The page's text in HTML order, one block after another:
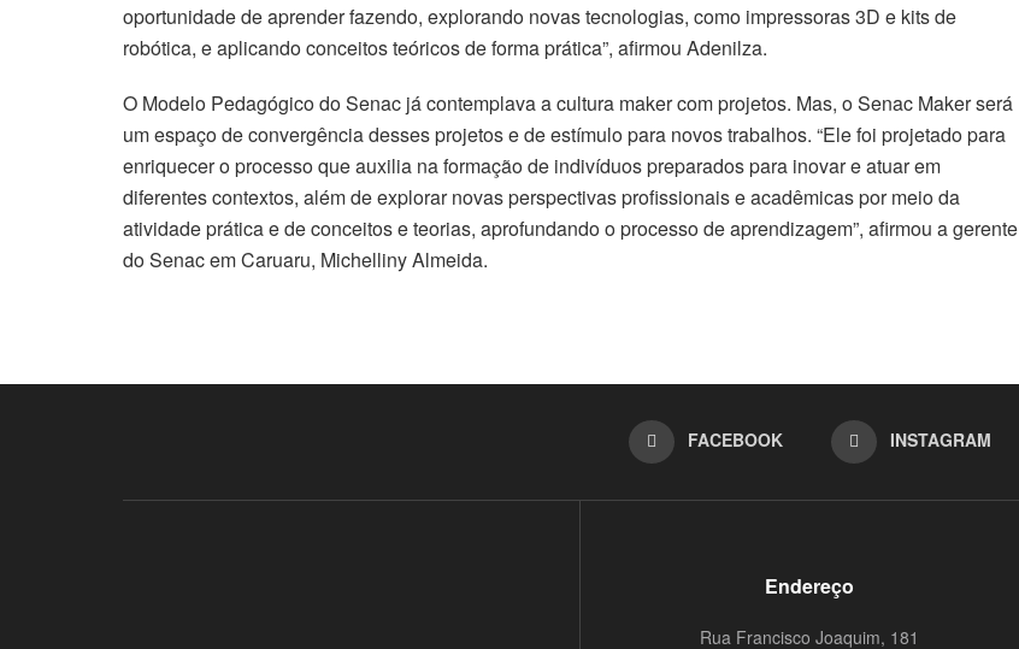
oportunidade de aprender fazendo, explorando novas tecnologias, como impressoras 3D e kits de
robótica, e aplicando conceitos teóricos de forma prática”, afirmou Adenilza.
O Modelo Pedagógico do Senac já contemplava a cultura maker com projetos. Mas, o Senac Maker será
um espaço de convergência desses projetos e de estímulo para novos trabalhos. “Ele foi projetado para
enriquecer o processo que auxilia na formação de indivíduos preparados para inovar e atuar em
diferentes contextos, além de explorar novas perspectivas profissionais e acadêmicas por meio da
atividade prática e de conceitos e teorias, aprofundando o processo de aprendizagem”, afirmou a gerente
do Senac em Caruaru, Michelliny Almeida.
FACEBOOK INSTAGRAM
Endereço
Rua Francisco Joaquim, 181